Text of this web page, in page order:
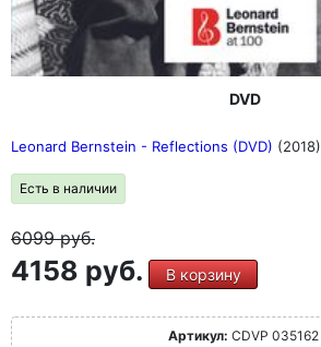
DVD
Leonard Bernstein - Reflections (DVD) (2018)
Есть в наличии
6099руб.
4158 руб. В корзину
Артикул: CDVP 035162